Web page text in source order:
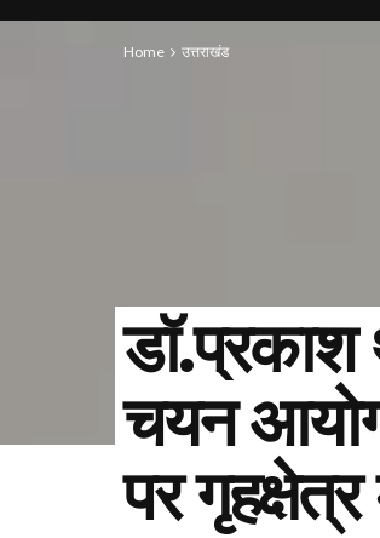
Home उत्तराखंड
चयन आयोग
पर